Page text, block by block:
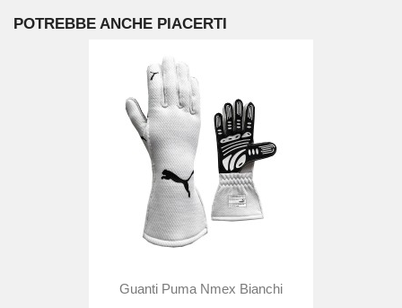
POTREBBE ANCHE PIACERTI
Guanti Puma Nmex Bianchi